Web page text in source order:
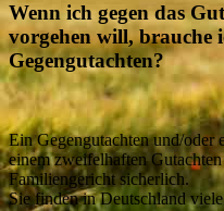
Wenn ich gegen das
vorgehen will, brauche
Gegengutachten?
Ein Gegengutachten und/oder
einem zweifelhaften
Familiengericht sicherlich.
Sie finden in Deutschland